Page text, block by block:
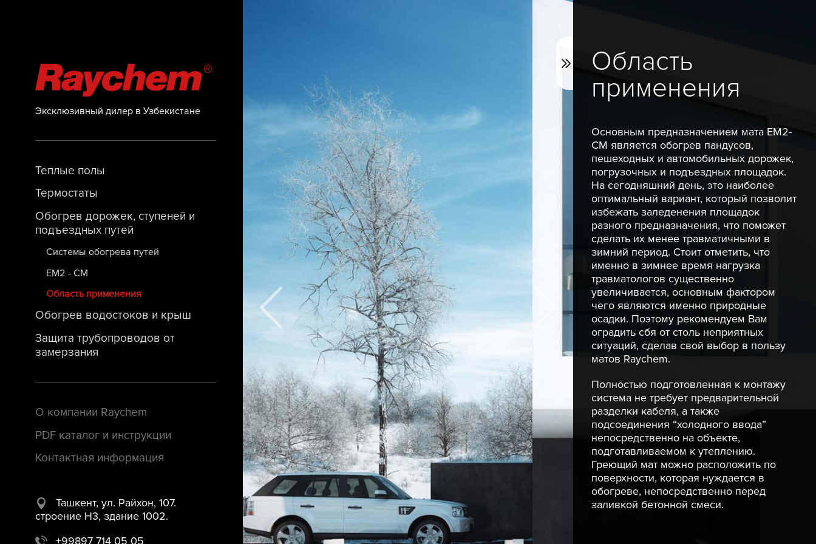
Эксклюзивный дилер в Узбекистане
Теплые полы
Термостаты
Обогрев дорожек, ступеней и
подъездных путей
Системы обогрева путей
ЕМ2 - СМ
Область применения
Обогрев водостоков и крыш
Защита трубопроводов от
замерзания
О компании Raychem
PDF каталог и инструкции
Контактная информация
Ташкент, ул. Райхон, 107.
строение H3, здание 1002.
+99897 714 05 05
Область
применения
Основным предназначением мата EM2-
CM является обогрев пандусов,
пешеходных и автомобильных дорожек,
погрузочных и подъездных площадок.
На сегодняшний день, это наиболее
оптимальный вариант, который позволит
избежать заледенения площадок
разного предназначения, что поможет
сделать их менее травматичными в
зимний период. Стоит отметить, что
именно в зимнее время нагрузка
травматологов существенно
увеличивается, основным фактором
чего являются именно природные
осадки. Поэтому рекомендуем Вам
оградить сбя от столь неприятных
ситуаций, сделав свой выбор в пользу
матов Raychem.
Полностью подготовленная к монтажу
система не требует предварительной
разделки кабеля, а также
подсоединения “холодного ввода”
непосредственно на объекте,
подготавливаемом к утеплению.
Греющий мат можно расположить по
поверхности, которая нуждается в
обогреве, непосредственно перед
заливкой бетонной смеси.